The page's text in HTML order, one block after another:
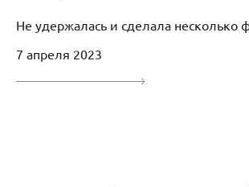
Не удержалась и сделала несколько
7 апреля 2023